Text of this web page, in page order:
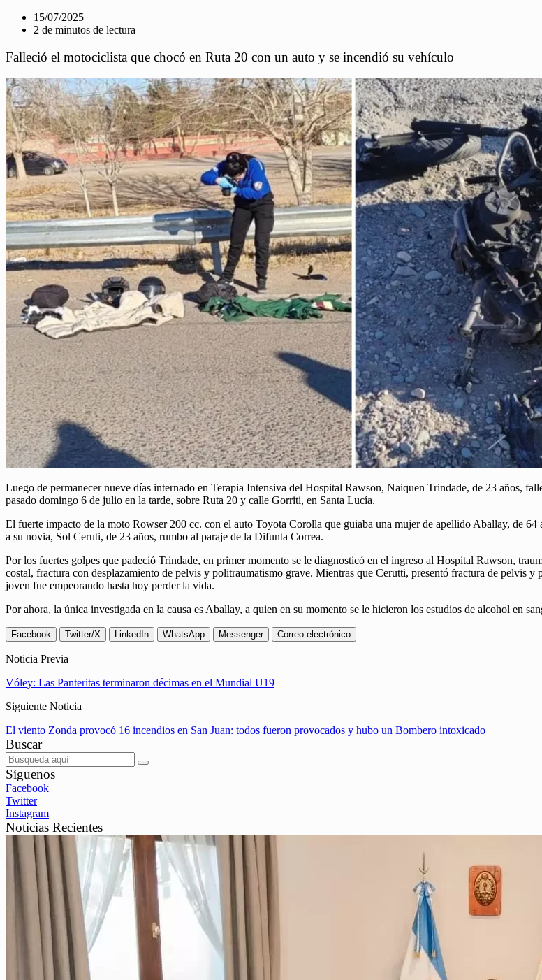
15/07/2025
2 de minutos de lectura
Falleció el motociclista que chocó en Ruta 20 con un auto y se incendió su vehículo
Luego de permanecer nueve días internado en Terapia Intensiva del Hospital Rawson, Naiquen Trindade, de 23 años,
pasado domingo 6 de julio en la tarde, sobre Ruta 20 y calle Gorriti, en Santa Lucía.
El fuerte impacto de la moto Rowser 200 cc. con el auto Toyota Corolla que guiaba una mujer de apellido Aballay, de
a su novia, Sol Ceruti, de 23 años, rumbo al paraje de la Difunta Correa.
Por los fuertes golpes que padeció Trindade, en primer momento se le diagnosticó en el ingreso al Hospital Rawson,
costal, fractura con desplazamiento de pelvis y politraumatismo grave. Mientras que Cerutti, presentó fractura de pelvis
joven fue empeorando hasta hoy perder la vida.
Por ahora, la única investigada en la causa es Aballay, a quien en su momento se le hicieron los estudios de alcohol en
Facebook Twitter/X LinkedIn WhatsApp Messenger Correo electrónico
Noticia Previa
Vóley: Las Panteritas terminaron décimas en el Mundial U19
Siguiente Noticia
El viento Zonda provocó 16 incendios en San Juan: todos fueron provocados y hubo un Bombero intoxicado
Buscar
Síguenos
Facebook
Twitter
Instagram
Noticias Recientes